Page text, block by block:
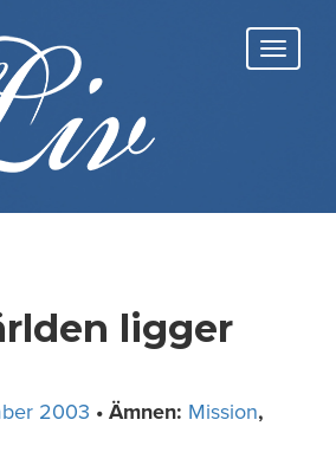
ligger
2003 • Ämnen: Mission,